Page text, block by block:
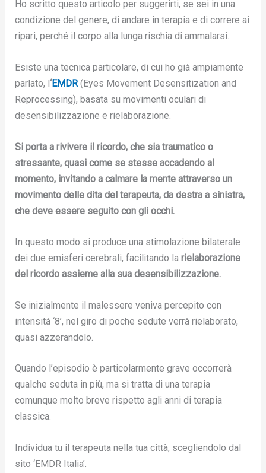
Ho scritto questo articolo per suggerirti, se sei in una
condizione del genere, di andare in terapia e di correre ai
ripari, perché il corpo alla lunga rischia di ammalarsi.
Esiste una tecnica particolare, di cui ho già ampiamente
parlato, l‘EMDR(Eyes Movement Desensitization and
Reprocessing), basata su movimenti oculari di
desensibilizzazione e rielaborazione.
Si porta a rivivere il ricordo, che sia traumatico o
stressante, quasi come se stesse accadendo al
momento, invitando a calmare la mente attraverso un
movimento delle dita del terapeuta, da destra a sinistra,
che deve essere seguito con gli occhi.
In questo modo si produce una stimolazione bilaterale
dei due emisferi cerebrali, facilitando la rielaborazione
del ricordo assieme alla sua desensibilizzazione.
Se inizialmente il malessere veniva percepito con
intensità ‘8’, nel giro di poche sedute verrà rielaborato,
quasi azzerandolo.
Quando l’episodio è particolarmente grave occorrerà
qualche seduta in più, ma si tratta di una terapia
comunque molto breve rispetto agli anni di terapia
classica.
Individua tu il terapeuta nella tua città, scegliendolo dal
sito ‘EMDR Italia’.